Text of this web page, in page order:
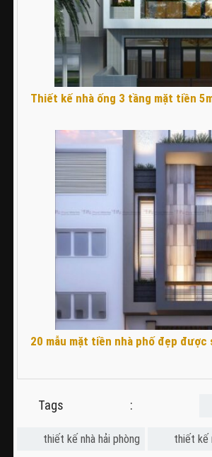
Thiết kế nhà ống 3 tầng mặt tiền
20 mẫu mặt tiền nhà phố đẹp
Tags :
thiết kế nhà hải phòng thiết kế